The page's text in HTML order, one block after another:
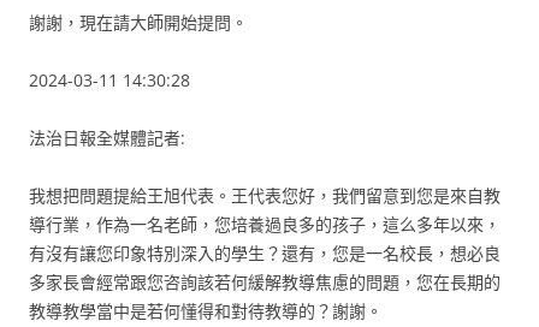
謝謝，現在請大師開始提問。
2024-03-11 14:30:28
法治日報全媒體記者:
我想把問題提給王旭代表。王代表您好，我們留意到您是來自教
導行業，作為一名老師，您培養過良多的孩子，這么多年以來，
有沒有讓您印象特別深入的學生？還有，您是一名校長，想必良
多家長會經常跟您咨詢該若何緩解教導焦慮的問題，您在長期的
教導教學當中是若何懂得和對待教導的？謝謝。